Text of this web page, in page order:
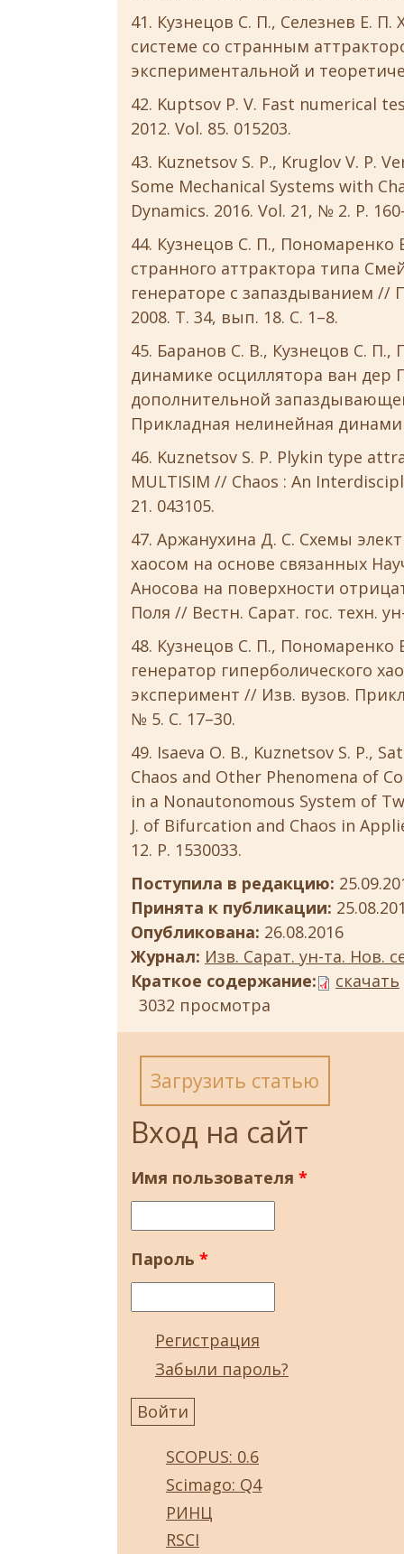
Кузнецов C. П., Селезнев Е.
системе со странным
экспериментальной и
Kuptsov P. V. Fast numerical
2012. Vol. 85. 015203.
Kuznetsov S. P., Kruglov V.
Some Mechanical Systems with
Dynamics. 2016. Vol. 21, № 2. P.
Кузнецов С. П.,
странного аттрактора типа
генераторе с запаздыванием //
2008. Т. 34, вып. 18. С. 1–8.
Баранов С. В., Кузнецов С.
динамике осциллятора ван
дополнительной
Прикладная нелинейная
Kuznetsov S. P. Plykin type
MULTISIM // Chaos : An
21. 043105.
Аржанухина Д. С. Схемы
хаосом на основе связанных
Аносова на поверхности
Поля // Вестн. Сарат. гос. техн.
Кузнецов С. П., Пономаренко
генератор гиперболического
эксперимент // Изв. вузов.
№ 5. С. 17–30.
Isaeva O. B., Kuznetsov S. P.,
Chaos and Other Phenomena of
in a Nonautonomous System of
J. of Bifurcation and Chaos in
12. P. 1530033.
Поступила в редакцию:
Принята к публикации:
Опубликована: 26.08.2016
Журнал: Изв. Сарат. ун-та. Нов.
Краткое содержание:
скачать
3032 просмотра
Загрузить статью
Вход на сайт
Имя пользователя *
Пароль *
Регистрация
Забыли пароль?
SCOPUS: 0.6
Scimago: Q4
РИНЦ
RSCI